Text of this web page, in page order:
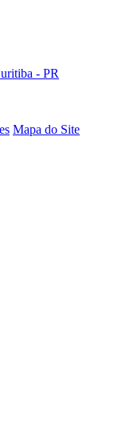
- PR
Mapa do Site